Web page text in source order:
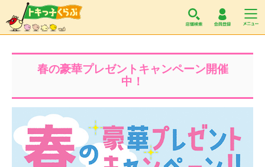
春の豪華プレゼントキャンペーン開催
中！